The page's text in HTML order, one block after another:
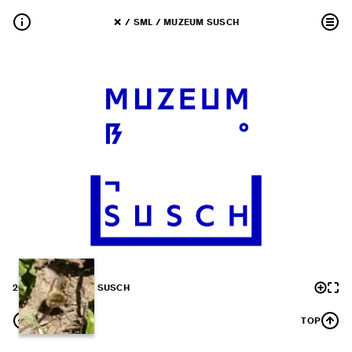
/ SML / MUZEUM SUSCH
20 / SMLMUZEUM SUSCH
BACK TOP